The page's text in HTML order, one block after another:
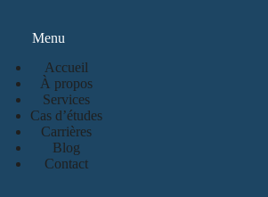
Menu
Accueil
À propos
Services
Cas d’études
Carrières
Blog
Contact